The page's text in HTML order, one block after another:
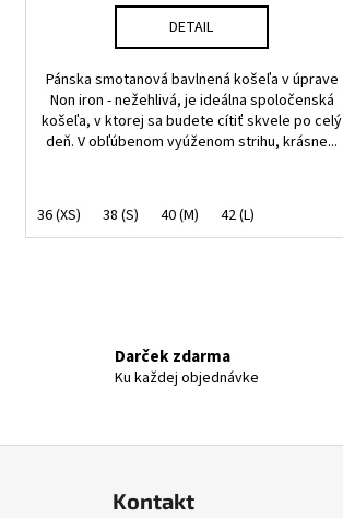
DETAIL
Pánska smotanová bavlnená košeľa v úprave
Non iron - nežehlivá, je ideálna spoločenská
košeľa, v ktorej sa budete cítiť skvele po celý
deň. V obľúbenom vyúženom strihu, krásne...
36 (XS) 38 (S) 40 (M) 42 (L)
Darček zdarma
Ku každej objednávke
Kontakt